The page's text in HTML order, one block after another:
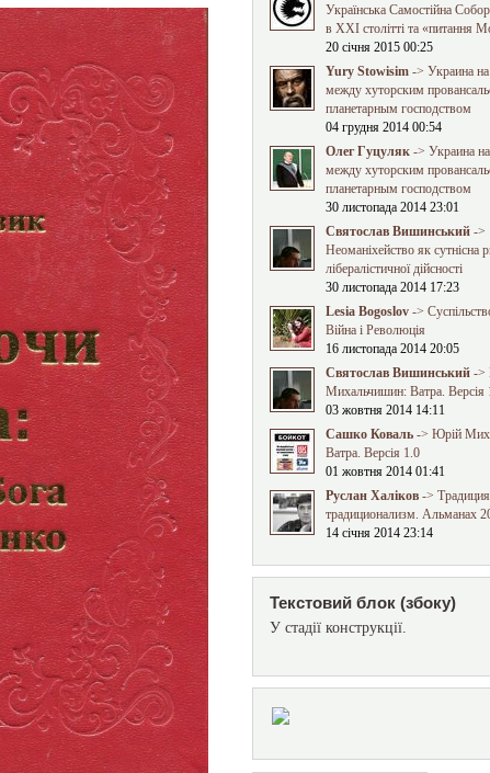
Українська Самостійна
в XXI столітті та «питання
20 січня 2015 00:25
Yury Stowisim -> Украина на
между хуторским
планетарным господством
04 грудня 2014 00:54
Олег Гуцуляк -> Украина
между хуторским
планетарным господством
30 листопада 2014 23:01
Святослав Вишинський ->
Неоманіхейство як сутнісна
лібералістичної дійсності
30 листопада 2014 17:23
Lesia Bogoslov ->
Війна і Революція
16 листопада 2014 20:05
Святослав Вишинський ->
Михальчишин: Ватра. Версія
03 жовтня 2014 14:11
Сашко Коваль -> Юрій
Ватра. Версія 1.0
01 жовтня 2014 01:41
Руслан Халіков ->
традиционализм. Альманах
14 січня 2014 23:14
Текстовий блок (збоку)
У стадії конструкції.